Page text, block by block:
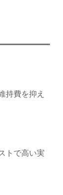
持費を抑え
トで高い実